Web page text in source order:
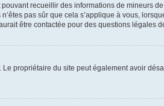
recueillir des informations de mineurs
pas sûr que cela s’applique à vous,
être contactée pour des questions légales
propriétaire du site peut également avoir